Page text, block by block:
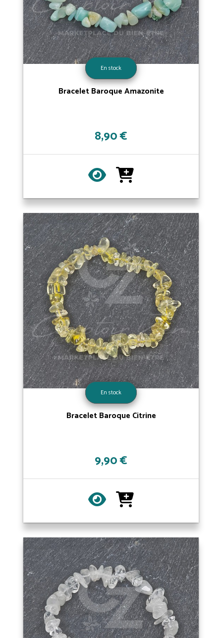
En stock
Bracelet Baroque Amazonite
8,90 €
En stock
Bracelet Baroque Citrine
9,90 €